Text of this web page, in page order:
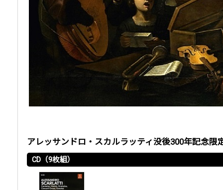
アレッサンドロ・スカルラッティ没後300年記念限
CD（9枚組）